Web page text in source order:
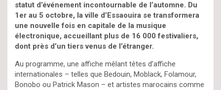
statut d’événement incontournable de l’automne. Du
1er au 5 octobre, la ville d’Essaouira se transformera
une nouvelle fois en capitale de la musique
électronique, accueillant plus de 16 000 festivaliers,
dont près d’un tiers venus de l’étranger.
Au programme, une affiche mêlant têtes d’affiche
internationales – telles que Bedouin, Moblack, Folamour,
Bonobo ou Patrick Mason – et artistes marocains comme